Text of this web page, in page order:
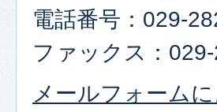
電話番号：029-
ファックス：
メールフォーム